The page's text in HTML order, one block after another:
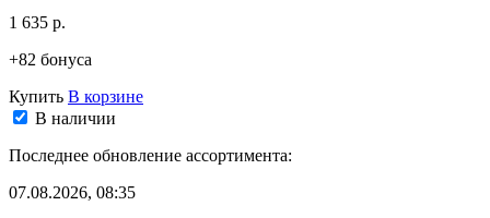
1 635 р.
+82 бонуса
Купить В корзине
В наличии
Последнее обновление ассортимента:
07.08.2026, 08:35